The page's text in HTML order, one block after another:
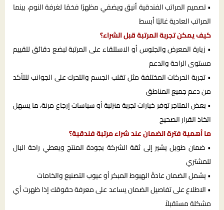
• تصميم المراتب الفندقية أنيق ويضفي مظهرًا فخمًا لغرفة النوم، بينما
المراتب العادية غالبًا أبسط
كيف يمكن تجربة المرتبة قبل الشراء؟
• زيارة المعرض والجلوس أو الاستلقاء على المرتبة لبضع دقائق لتقييم
مستوى الراحة والدعم
• تجربة الحركات المختلفة مثل تقلب الجسم والتحرك على الجوانب للتأكد
من دعم جميع المناطق
• بعض المتاجر توفر خيارات تجربة منزلية أو سياسات إرجاع مرنة، ما يسهل
اتخاذ القرار الصحيح
ما أهمية فترة الضمان عند شراء مرتبة فندقية؟
• ضمان طويل يشير إلى ثقة الشركة بجودة المنتج ويعطي راحة البال
للمشتري
• يشمل الضمان عادةً الهبوط المبكر أو عيوب التصنيع والخامات
• الاطلاع على تفاصيل الضمان يساعد على معرفة حقوقك إذا ظهرت أي
مشكلة مستقبلاً